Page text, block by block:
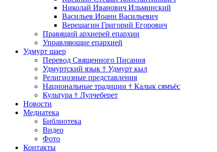
Николай Иванович Ильминский
Васильев Иоанн Васильевич
Верещагин Григорий Егорович
Правящий архиерей епархии
Управляющие епархией
Удмурт шаер
Перевод Священного Писания
Удмуртский язык † Удмурт кыл
Религиозные представления
Национальные традиции † Калык сямъёс
Культура † Лулчеберет
Новости
Медиатека
Библиотека
Видео
Фото
Контакты